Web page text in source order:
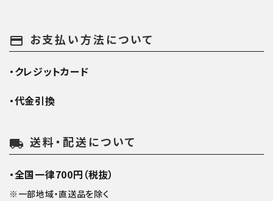
payment お支払い方法について
・クレジットカード
・代金引換
local_shipping 送料・配送について
・全国一律700円（税抜）
※一部地域・直送品を除く